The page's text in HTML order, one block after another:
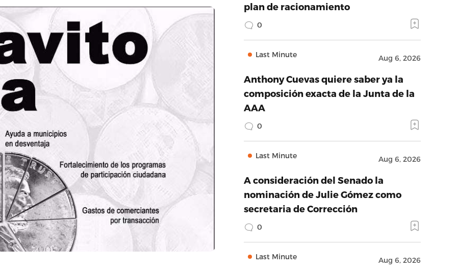
plan de racionamiento
0
Last Minute Aug 6, 2026
Anthony Cuevas quiere saber ya la
composición exacta de la Junta de la
AAA
0
Last Minute Aug 6, 2026
A consideración del Senado la
nominación de Julie Gómez como
secretaria de Corrección
0
Last Minute Aug 6, 2026